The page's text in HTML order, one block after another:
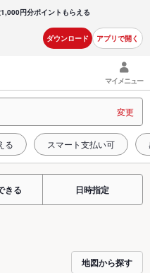
1,000円分ポイントもらえる
ダウンロード アプリで開く
マイメニュー
変更
る スマート支払い可
きる 日時指定
地図から探す